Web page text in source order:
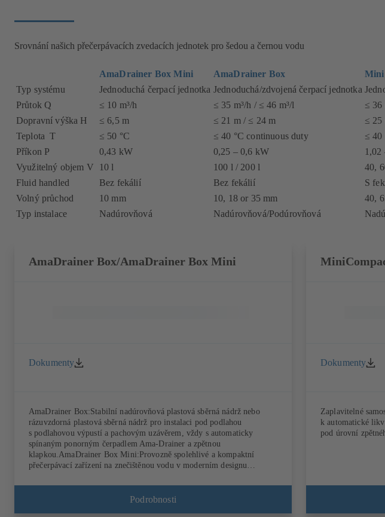
Srovnání našich přečerpávacích zvedacích jednotek pro šedou a černou vodu
AmaDrainer Box Mini AmaDrainer Box Mini
Typ systému
Jednoduchá čerpací jednotka Jednoduchá/zdvojená čerpací jednotka
Průtok Q
≤ 10 m³/h ≤ 35 m³/h / ≤ 46 m³/l ≤ 36
Dopravní výška H
≤ 6,5 m ≤ 21 m / ≤ 24 m ≤ 25
Teplota T
≤ 50 °C ≤ 40 °C continuous duty ≤ 40
Příkon P
0,43 kW 0,25 – 0,6 kW 1,02
Využitelný objem V
10 l 100 l / 200 l 40,
Fluid handled
Bez fekálií Bez fekálií S
Volný průchod
10 mm 10, 18 or 35 mm 40,
Typ instalace
Nadúrovňová Nadúrovňová/Podúrovňová
AmaDrainer Box/AmaDrainer Box Mini
Dokumenty
AmaDrainer Box:Stabilní nadúrovňová plastová sběrná nádrž nebo
rázuvzdorná plastová sběrná nádrž pro instalaci pod podlahou
s podlahovou výpustí a pachovým uzávěrem, vždy s automaticky
spínaným ponorným čerpadlem Ama-Drainer a zpětnou
klapkou.AmaDrainer Box Mini:Provozně spolehlivé a kompaktní
přečerpávací zařízení na znečištěnou vodu v moderním designu
standardu, podle EN 12050-2.
Podrobnosti
Dokumenty
Zaplavitelné
k automatické
pod úrovní